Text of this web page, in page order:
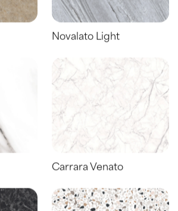
Novalato Light
Carrara Venato